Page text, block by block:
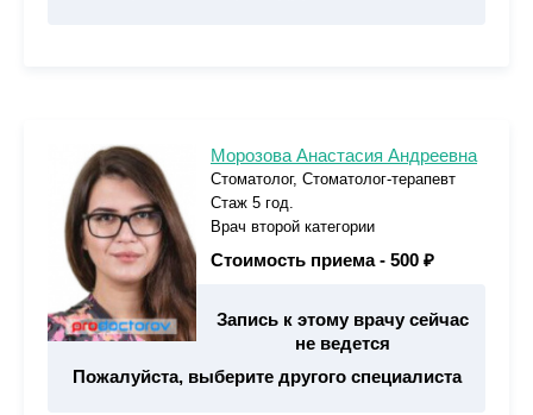
Морозова Анастасия Андреевна
Стоматолог, Стоматолог-терапевт
Стаж 5 год.
Врач второй категории
Стоимость приема - 500 ₽
Запись к этому врачу сейчас
не ведется
Пожалуйста, выберите другого специалиста